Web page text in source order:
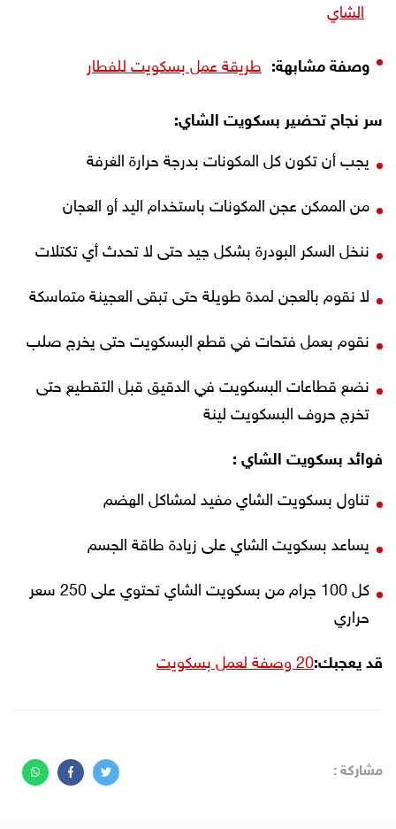
الشاي
وصفة مشابهة: طريقة عمل بسكويت للفطار
سر نجاح تحضير بسكويت الشاي:
يجب أن تكون كل المكونات بدرجة حرارة الغرفة
من الممكن عجن المكونات باستخدام اليد أو العجان
ننخل السكر البودرة بشكل جيد حتى لا تحدث أي تكتلات
لا نقوم بالعجن لمدة طويلة حتى تبقى العجينة متماسكة
نقوم بعمل فتحات في قطع البسكويت حتى يخرج صلب
نضع قطاعات البسكويت في الدقيق قبل التقطيع حتى
تخرج حروف البسكويت لينة
فوائد بسكويت الشاي :
تناول بسكويت الشاي مفيد لمشاكل الهضم
يساعد بسكويت الشاي على زيادة طاقة الجسم
كل 100 جرام من بسكويت الشاي تحتوي على 250 سعر
حراري
قد يعجبك:20 وصفة لعمل بسكويت
مشاركة :